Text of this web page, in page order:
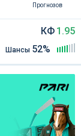
Прогнозов
КФ 1.95
Шансы 52%